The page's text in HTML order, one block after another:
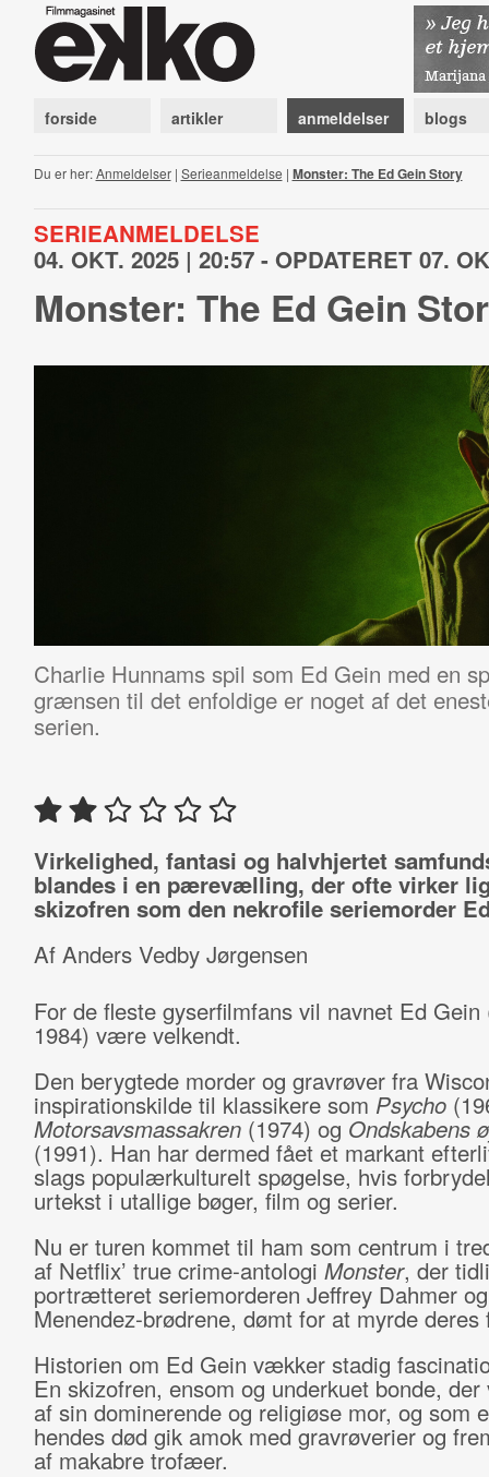
forside artikler anmeldelser blogs
Du er her:Anmeldelser| Serieanmeldelse | Monster: The Ed Gein Story
SERIEANMELDELSE
04. OKT. 2025 | 20:57 - OPDATERET 07.
Monster: The Ed Gein
Charlie Hunnams spil som Ed Gein med en
grænsen til det enfoldige er noget af det
serien.
Virkelighed, fantasi og halvhjertet
blandes i en pærevælling, der ofte virker
skizofren som den nekrofile seriemorder
Af Anders Vedby Jørgensen
For de fleste gyserfilmfans vil navnet Ed Gein
1984) være velkendt.
Den berygtede morder og gravrøver fra
inspirationskilde til klassikere som Psycho
Motorsavsmassakren(1974) og Ondskabens
(1991). Han har dermed fået et markant
slags populærkulturelt spøgelse, hvis
urtekst i utallige bøger, film og serier.
Nu er turen kommet til ham som centrum i
af Netflix’ true crime-antologi Monster, der
portrætteret seriemorderen Jeffrey Dahmer og
Menendez-brødrene, dømt for at myrde
Historien om Ed Gein vækker stadig
En skizofren, ensom og underkuet bonde, der
af sin dominerende og religiøse mor, og som
hendes død gik amok med gravrøverier og
af makabre trofæer.